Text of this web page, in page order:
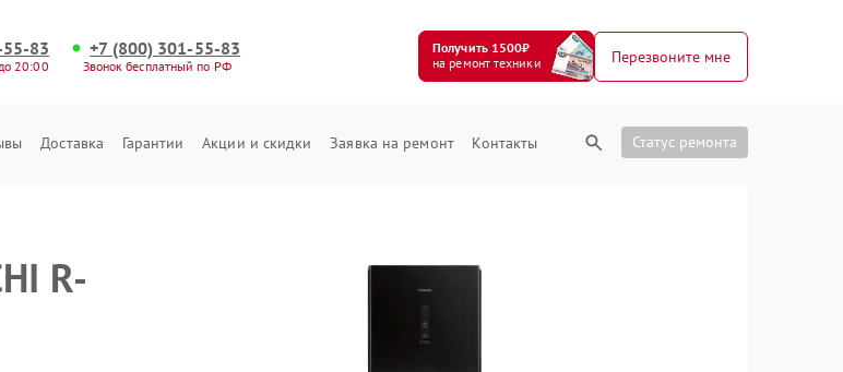
83
20:00
+7 (800) 301-55-83
Звонок бесплатный по РФ
Получить 1500₽
на ремонт техники
Перезвоните мне
Доставка Гарантии Акции и скидки Заявка на ремонт Контакты Статус ремонта
R-